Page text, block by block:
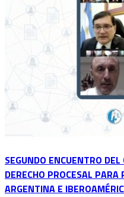
SEGUNDO ENCUENTRO
DERECHO PROCESAL PARA
ARGENTINA E